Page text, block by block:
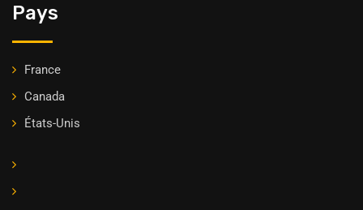
Pays
France
Canada
États-Unis